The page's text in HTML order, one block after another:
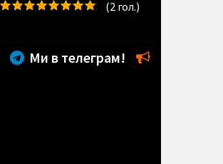
(2 гол.)
Ми в телеграм!